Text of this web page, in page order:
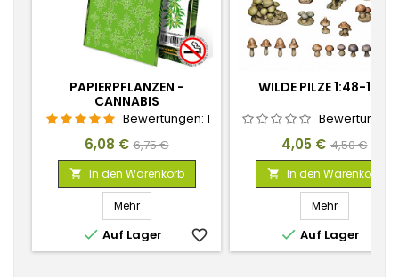
PAPIERPFLANZEN -
CANNABIS
Bewertungen: 1
Preis
6,08 € Verkaufspreis
6,75 €
 In den Warenkorb
Mehr
 Auf Lager favorite_border
WILDE PILZE 1:48-1:35
Preis
4,05 € 4,50 €
 In den Warenkorb
Mehr
 Auf Lager